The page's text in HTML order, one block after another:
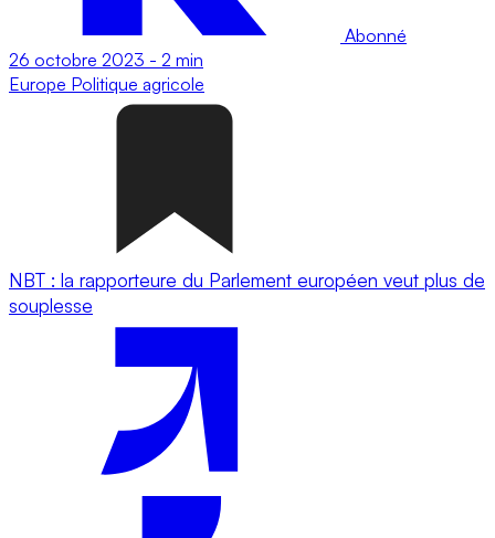
Abonné
26 octobre 2023 - 2 min
Europe Politique agricole
NBT : la rapporteure du Parlement européen veut plus de
souplesse